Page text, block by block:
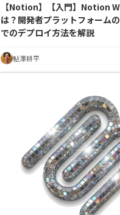
【Notion】【入門】Notion
は？開発者プラットフォーム
でのデプロイ方法を解説
鮎澤耕平